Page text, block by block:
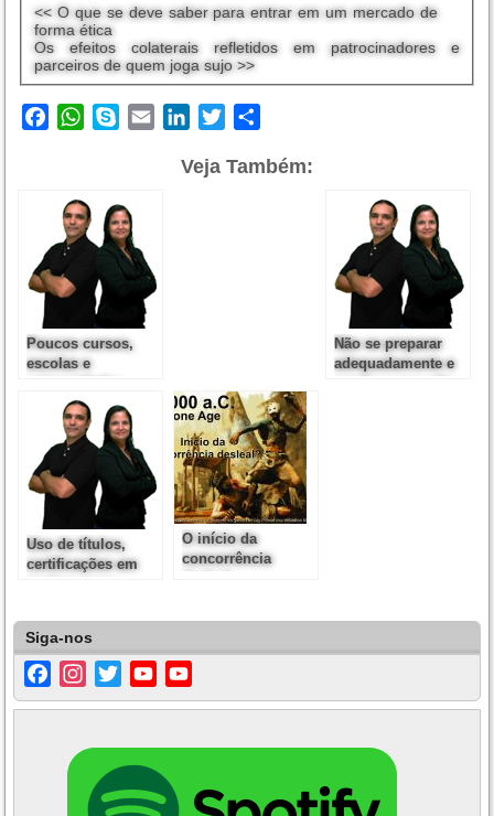
<< O que se deve saber para entrar em um mercado de
forma ética
Os efeitos colaterais refletidos em patrocinadores e
parceiros de quem joga sujo >>
FacebookWhatsApp
Skype Email LinkedInTwitter
Veja Também:
Poucos cursos,
escolas e
jogam limpo
Não se preparar
adequadamente e
Uso de títulos,
certificações em
sujo
O início da
concorrência
Siga-nos
FacebookInstagramTwitterYouTube
Channel